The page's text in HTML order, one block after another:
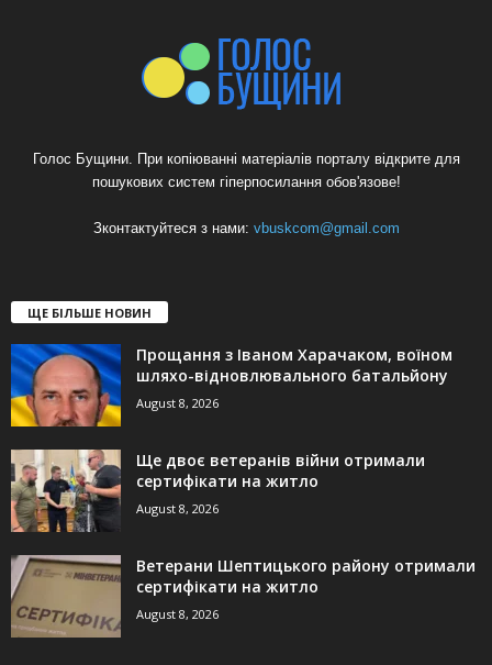
Голос Бущини. При копіюванні матеріалів порталу відкрите для
пошукових систем гіперпосилання обов'язове!
Зконтактуйтеся з нами: vbuskcom@gmail.com
ЩЕ БІЛЬШЕ НОВИН
Прощання з Іваном Харачаком, воїном
шляхо-відновлювального батальйону
August 8, 2026
Ще двоє ветеранів війни отримали
сертифікати на житло
August 8, 2026
Ветерани Шептицького району отримали
сертифікати на житло
August 8, 2026